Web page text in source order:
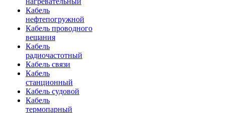
Кабель
нефтепогружной
Кабель проводного
вещания
Кабель
радиочастотный
Кабель связи
Кабель
станционный
Кабель судовой
Кабель
термопарный